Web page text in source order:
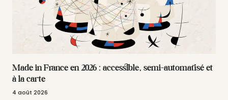
Made in France en 2026 : accessible, semi-automatisé et
à la carte
4 août 2026